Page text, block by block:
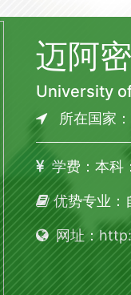
迈阿
University
所在国家
学费：本
优势专业：
网址：